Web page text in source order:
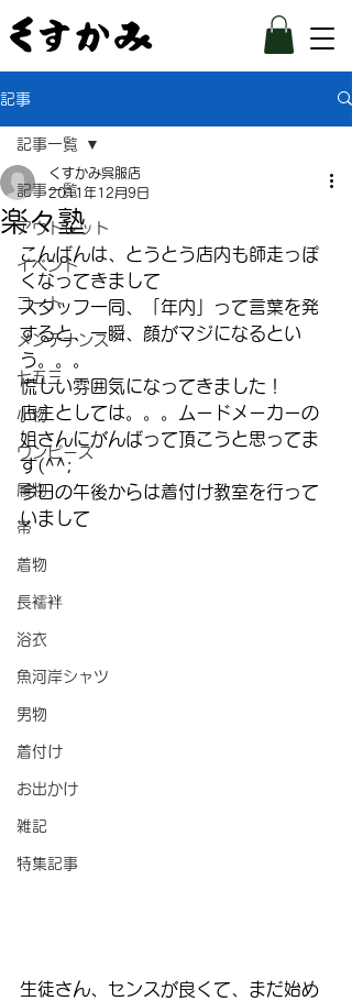
記事
記事一覧
アウトレット
イベント
コート
メンテナンス
七五三
小物
ワンピース
履物
帯
着物
長襦袢
浴衣
魚河岸シャツ
男物
着付け
お出かけ
雑記
特集記事
記事一覧
楽々塾
くすかみ呉服店
2011年12月9日
こんばんは、とうとう店内も師走っぽ
くなってきまして
スタッフ一同、「年内」って言葉を発
すると、一瞬、顔がマジになるとい
う。。。
慌しい雰囲気になってきました！
店主としては。。。ムードメーカーの
姐さんにがんばって頂こうと思ってま
す(^^;
今日の午後からは着付け教室を行って
いまして
生徒さん、センスが良くて、まだ始め